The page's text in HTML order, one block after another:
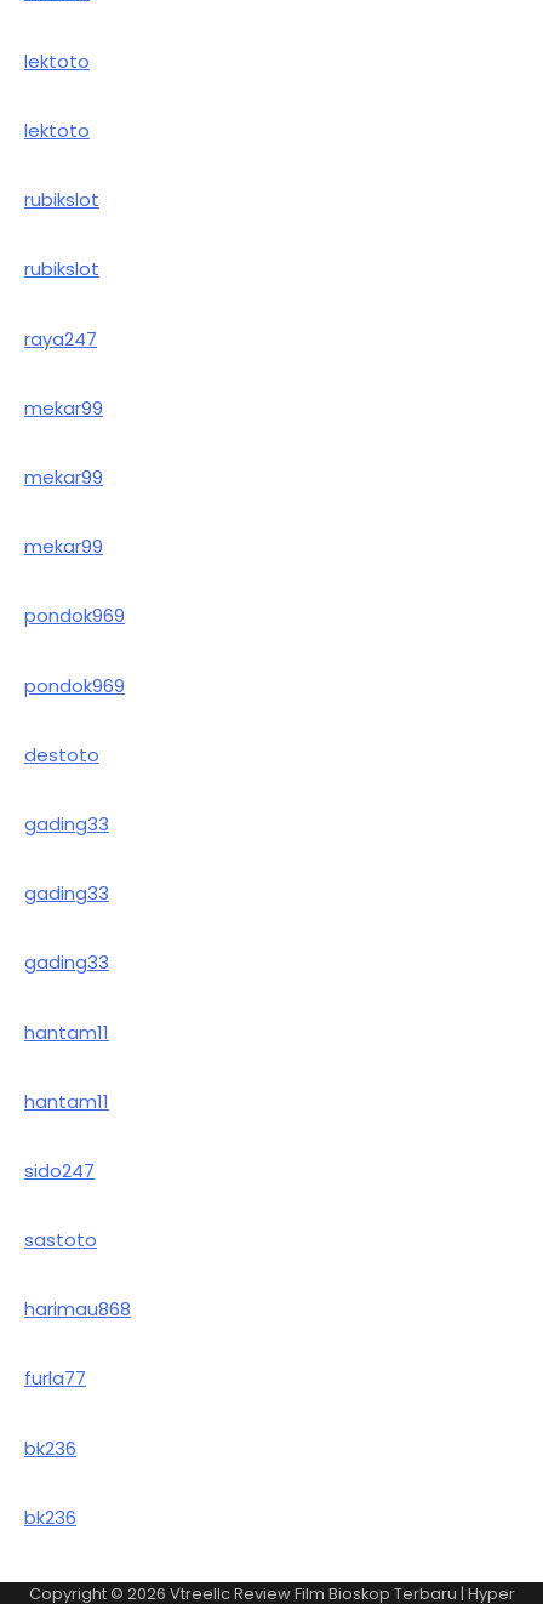
lektoto
lektoto
rubikslot
rubikslot
raya247
mekar99
mekar99
mekar99
pondok969
pondok969
destoto
gading33
gading33
gading33
hantam11
hantam11
sido247
sastoto
harimau868
furla77
bk236
bk236
Copyright © 2026 Vtreellc Review Film Bioskop Terbaru | Hyper